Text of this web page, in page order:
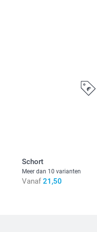
Schort
Meer dan 10 varianten
Vanaf 21,50